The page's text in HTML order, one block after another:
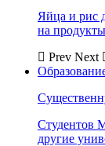
Яйца и рис
на
Prev Next
Студентов
другие